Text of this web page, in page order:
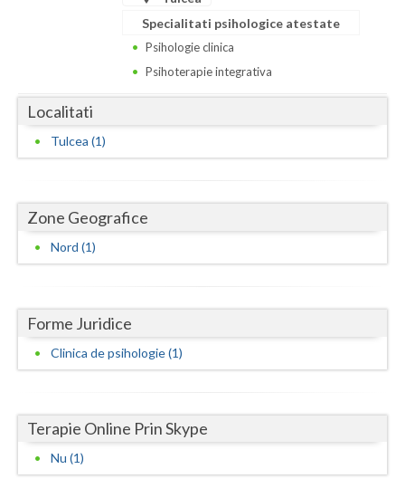
Dolj
Galati
Gorj
Harghita
Ialomita
Maramures
Mehedinti
Specialitati psihologice atestate
Psihologie clinica
Psihoterapie integrativa
Localitati
Tulcea (1)
Zone Geografice
Nord (1)
Forme Juridice
Clinica de psihologie (1)
Terapie Online Prin Skype
Nu (1)